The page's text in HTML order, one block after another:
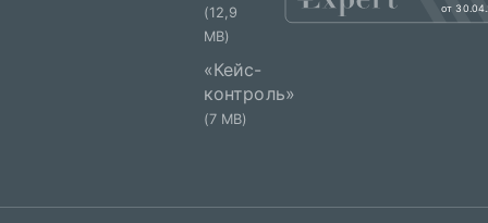
(12,9
MB)
«Кейс-
контроль»
(7 MB)
от